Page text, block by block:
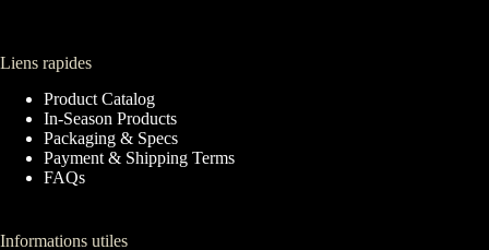
Liens rapides
Product Catalog
In-Season Products
Packaging & Specs
Payment & Shipping Terms
FAQs
Informations utiles